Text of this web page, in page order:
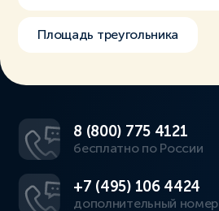
Площадь треугольника
8 (800) 775 4121
бесплатно по России
+7 (495) 106 4424
дополнительный номер